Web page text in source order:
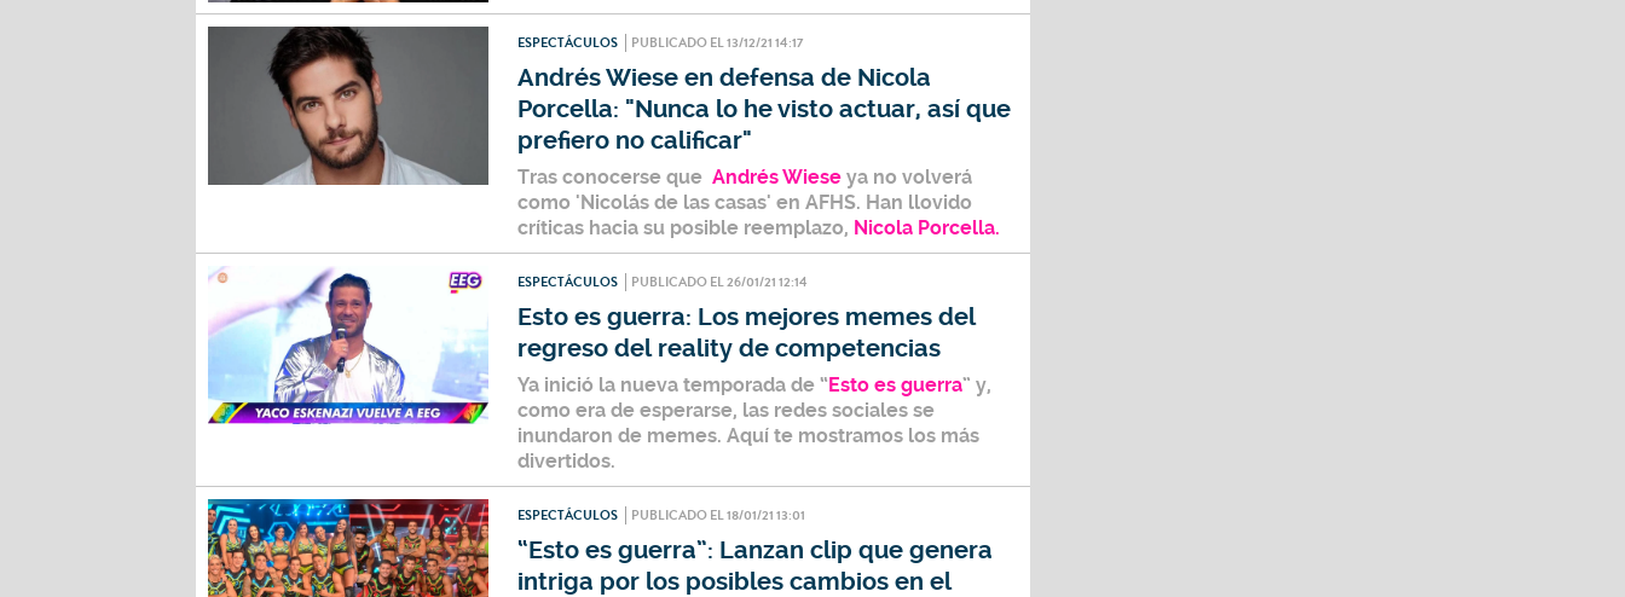
ESPECTÁCULOS PUBLICADO EL 13/12/21 14:17
Andrés Wiese en defensa de Nicola
Porcella: "Nunca lo he visto actuar, así que
prefiero no calificar"
Tras conocerse que Andrés Wiese ya no volverá
como 'Nicolás de las casas' en AFHS. Han llovido
críticas hacia su posible reemplazo, Nicola Porcella.
ESPECTÁCULOS PUBLICADO EL 26/01/21 12:14
Esto es guerra: Los mejores memes del
regreso del reality de competencias
Ya inició la nueva temporada de “Esto es guerra” y,
como era de esperarse, las redes sociales se
inundaron de memes. Aquí te mostramos los más
divertidos.
ESPECTÁCULOS PUBLICADO EL 18/01/21 13:01
“Esto es guerra”: Lanzan clip que genera
intriga por los posibles cambios en el